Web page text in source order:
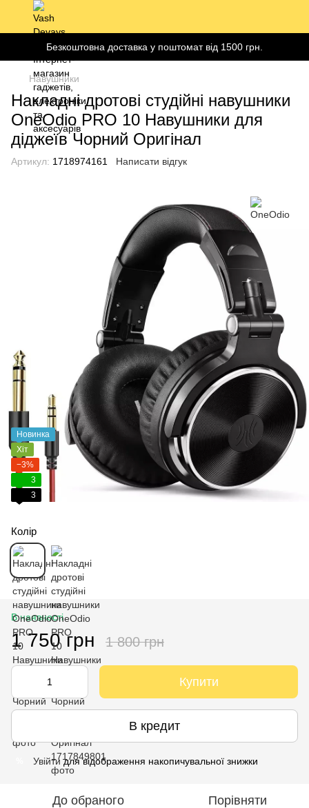
Безкоштовна доставка у поштомат від 1500 грн.
Навушники
Накладні дротові студійні навушники
OneOdio PRO 10 Навушники для
діджеїв Чорний Оригінал
Артикул: 1718974161 Написати відгук
Новинка
Хіт
−3%
3
3
Колір
В наявності
1 750 грн 1 800 грн
Купити
В кредит
Увійти для відображення накопичувальної знижки
До обраного Порівняти